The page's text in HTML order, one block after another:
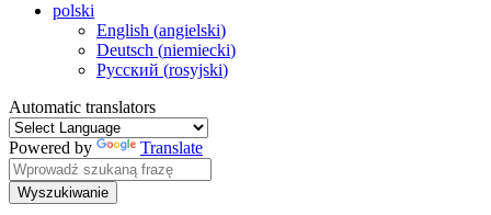
polski
English (angielski)
Deutsch (niemiecki)
Русский (rosyjski)
Automatic translators
Powered by Translate
Wyszukiwanie